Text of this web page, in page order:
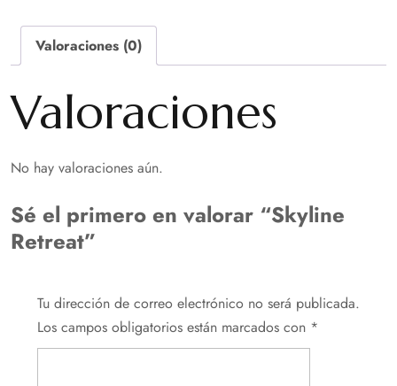
Valoraciones (0)
Valoraciones
No hay valoraciones aún.
Sé el primero en valorar “Skyline
Retreat”
Tu dirección de correo electrónico no será publicada.
Los campos obligatorios están marcados con *